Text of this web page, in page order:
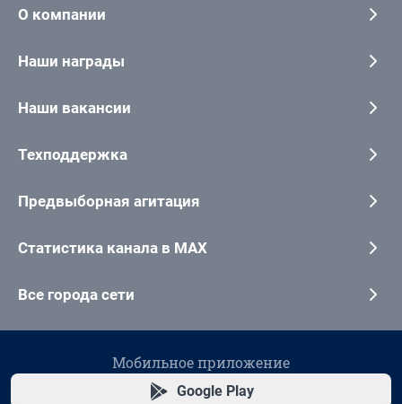
О компании
Наши награды
Наши вакансии
Техподдержка
Предвыборная агитация
Статистика канала в MAX
Все города сети
Мобильное приложение
Google Play